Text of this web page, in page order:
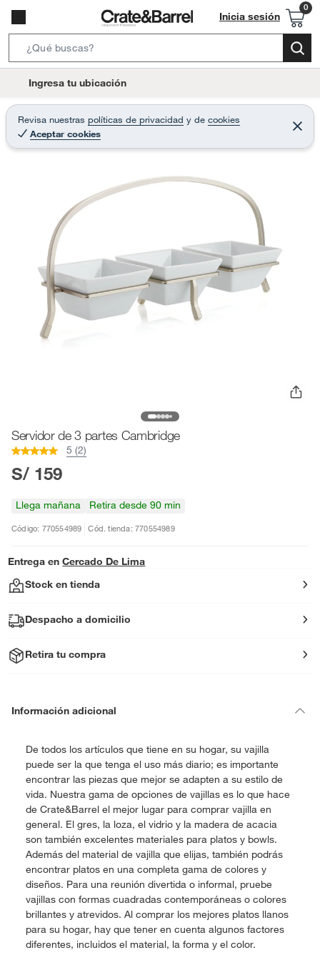
Inicia sesión
e
r
c
a
t
Ingresa tu ubicación
Revisa nuestras políticas de privacidad y de cookies
Aceptar cookies
C
e
r
Servidor de 3 partes Cambridge
5 (2)
S/ 159
Llega mañana Retira desde 90 min
Código: 770554989 Cód. tienda: 770554989
Entrega en Cercado De Lima
Stock en tienda
Despacho a domicilio
Retira tu compra
Información adicional
De todos los artículos que tiene en su hogar, su vajilla
puede ser la que tenga el uso más diario; es importante
encontrar las piezas que mejor se adapten a su estilo de
vida. Nuestra gama de opciones de vajillas es lo que hace
de Crate&Barrel el mejor lugar para comprar vajilla en
general. El gres, la loza, el vidrio y la madera de acacia
son también excelentes materiales para platos y bowls.
Además del material de vajilla que elijas, también podrás
encontrar platos en una completa gama de colores y
diseños. Para una reunión divertida o informal, pruebe
vajillas con formas cuadradas contemporáneas o colores
brillantes y atrevidos. Al comprar los mejores platos llanos
para su hogar, hay que tener en cuenta algunos factores
diferentes, incluidos el material, la forma y el color.